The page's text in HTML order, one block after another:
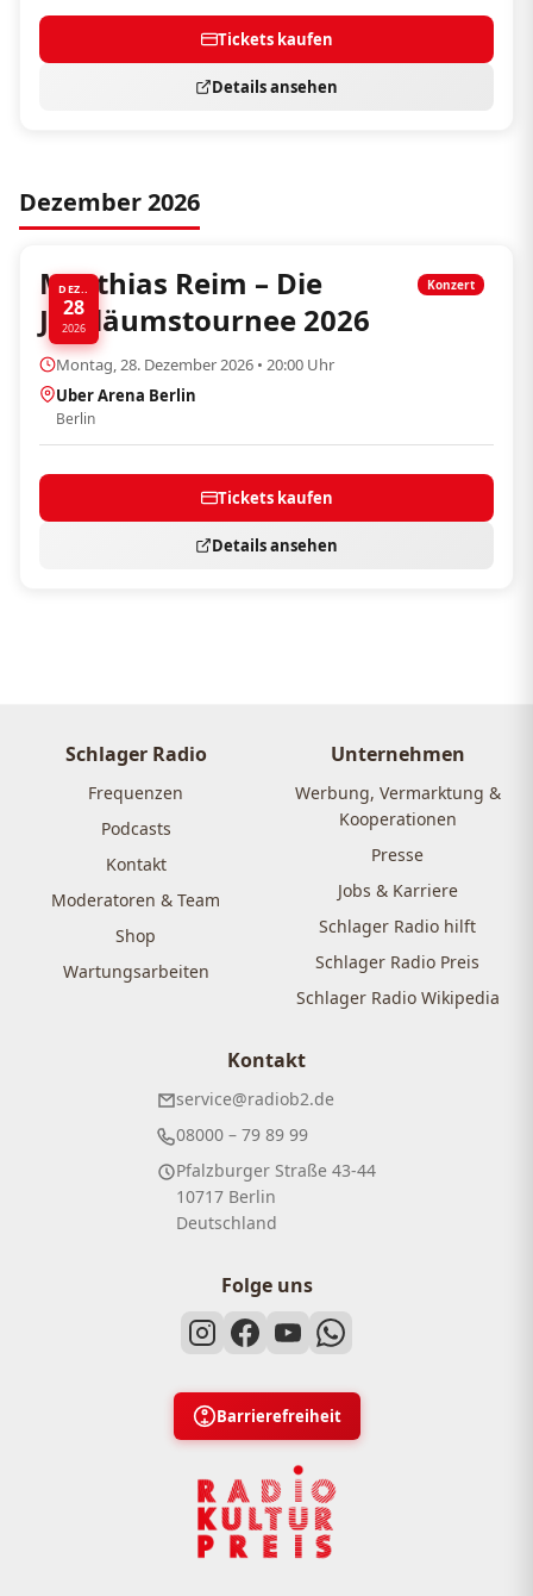
Tickets kaufen
Details ansehen
Dezember 2026
DEZ..
28
2026
Konzert
Matthias Reim – Die
Jubiläumstournee 2026
Montag, 28. Dezember 2026 • 20:00 Uhr
Uber Arena Berlin
Berlin
Tickets kaufen
Details ansehen
Schlager Radio
Frequenzen
Podcasts
Kontakt
Moderatoren & Team
Shop
Wartungsarbeiten
Unternehmen
Werbung, Vermarktung &
Kooperationen
Presse
Jobs & Karriere
Schlager Radio hilft
Schlager Radio Preis
Schlager Radio Wikipedia
Kontakt
service@radiob2.de
08000 – 79 89 99
Pfalzburger Straße 43-44
10717 Berlin
Deutschland
Folge uns
Barrierefreiheit